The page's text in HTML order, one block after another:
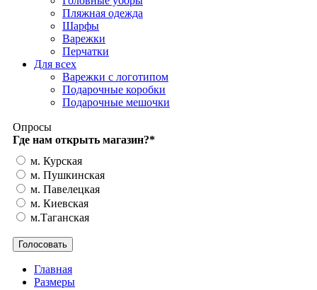
Пляжная одежда
Шарфы
Варежки
Перчатки
Для всех
Варежки с логотипом
Подарочные коробки
Подарочные мешочки
Опросы
Где нам открыть магазин?*
м. Курская
м. Пушкинская
м. Павелецкая
м. Киевская
м.Таганская
Главная
Размеры